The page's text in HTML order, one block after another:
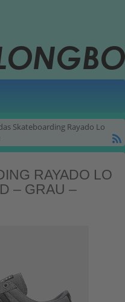
Skateboarding Rayado Lo
RAYADO LO
– GRAU –